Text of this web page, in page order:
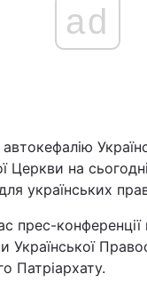
ad
Церкви на
українських
прес-конференції
Української
Патріархату.